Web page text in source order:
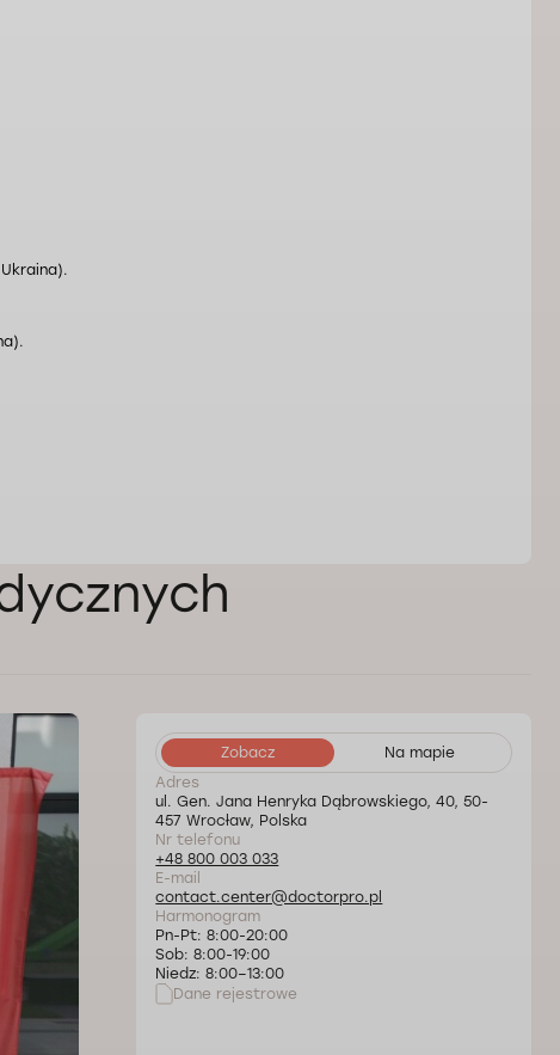
Zobacz
Na mapie
Adres
ul. Gen. Jana Henryka Dąbrowskiego, 40, 50-
457 Wrocław, Polska
Nr telefonu
+48 800 003 033
E-mail
contact.center@doctorpro.pl
Harmonogram
Pn-Pt: 8:00-20:00
Sob: 8:00-19:00
Niedz: 8:00–13:00
Dane rejestrowe